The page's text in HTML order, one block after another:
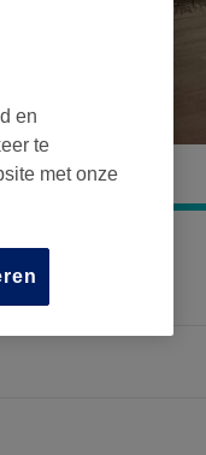
en
te
met onze